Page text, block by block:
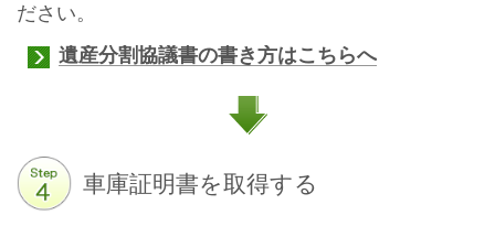
ださい。
遺産分割協議書の書き方はこちらへ
車庫証明書を取得する